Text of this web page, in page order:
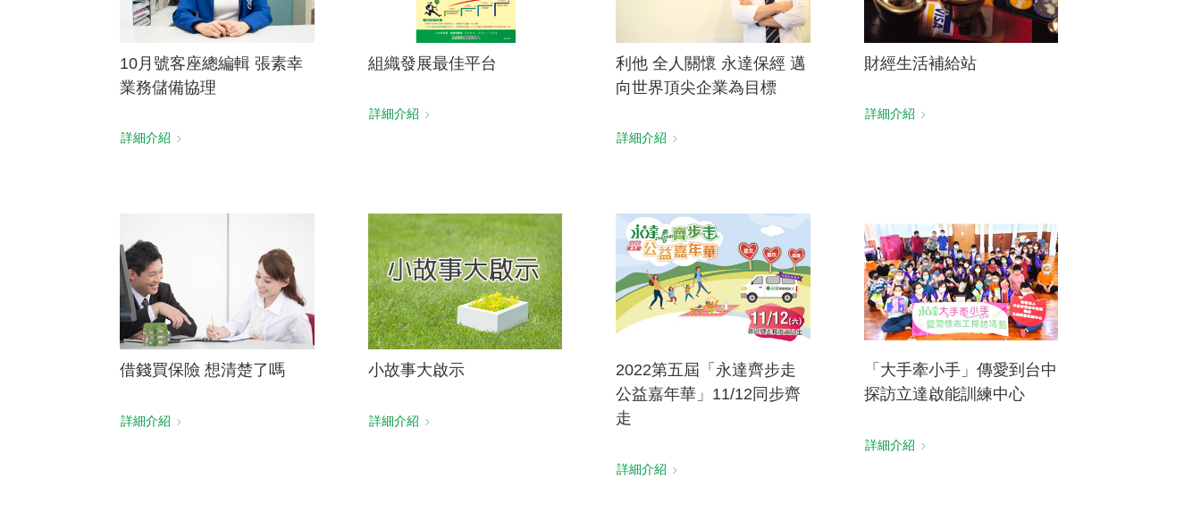
10月號客座總編輯 張素幸
業務儲備協理
詳細介紹
組織發展最佳平台
詳細介紹
利他 全人關懷 永達保經 邁
向世界頂尖企業為目標
詳細介紹
財經生活補給站
詳細介紹
借錢買保險 想清楚了嗎
詳細介紹
小故事大啟示
詳細介紹
2022第五屆「永達齊步走
公益嘉年華」11/12同步齊
走
詳細介紹
「大手牽小手」傳愛到台中
探訪立達啟能訓練中心
詳細介紹